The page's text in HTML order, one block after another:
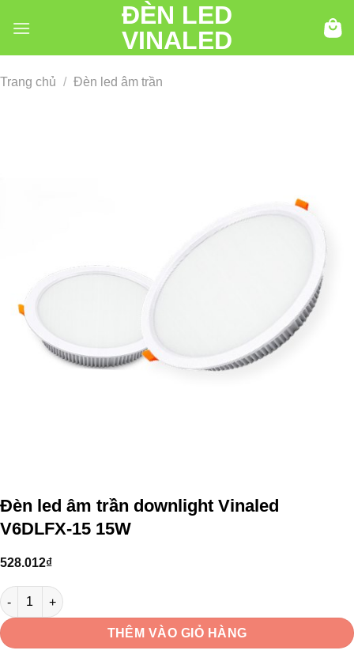
đến
ĐÈN LED
VINALED
Trang chủ / Đèn led âm trần
Đèn led âm trần downlight Vinaled
V6DLFX-15 15W
528.012₫
Đèn led âm trần downlight Vinaled V6DLFX-15 15W số lượng
THÊM VÀO GIỎ HÀNG